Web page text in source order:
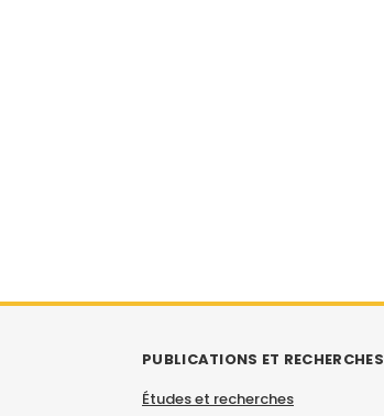
PUBLICATIONS ET RECHERCHES
Études et recherches